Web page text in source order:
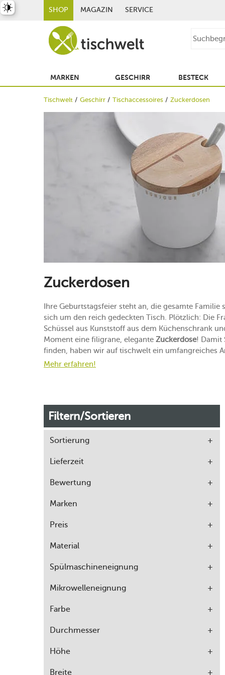
SHOP MAGAZIN SERVICE
MARKEN GESCHIRR BESTECK
Tischwelt Geschirr Tischaccessoires Zuckerdosen
Zuckerdosen
Ihre Geburtstagsfeier steht an, die gesamte
sich um den reich gedeckten Tisch. Plötzlich: Die
Schüssel aus Kunststoff aus dem Küchenschrank
Moment eine filigrane, elegante Zuckerdose! Damit
finden, haben wir auf tischwelt ein umfangreiches
Mehr erfahren!
Filtern/Sortieren
Sortierung
Lieferzeit
Bewertung
Marken
Preis
Material
Spülmaschineneignung
Mikrowelleneignung
Farbe
Durchmesser
Höhe
Breite
umschalten